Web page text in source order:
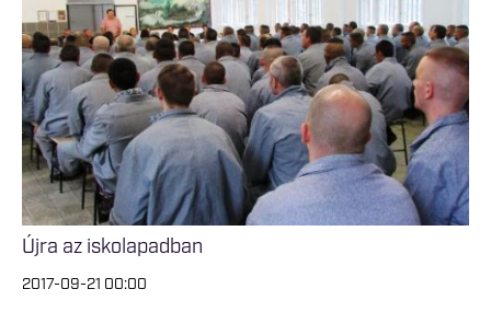
Újra az iskolapadban
2017-09-21 00:00